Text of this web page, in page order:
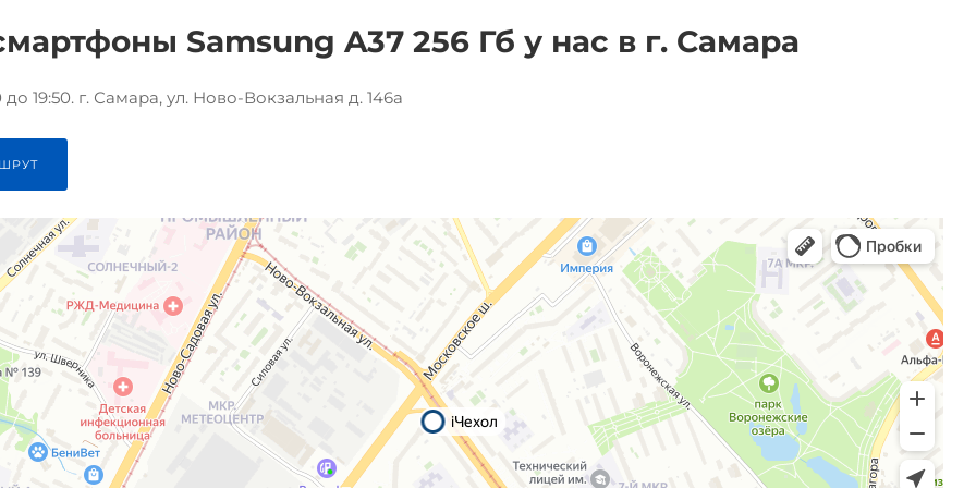
Samsung A37 256 Гб у нас в г. Самара
19:50. г. Самара, ул. Ново-Вокзальная д. 146а